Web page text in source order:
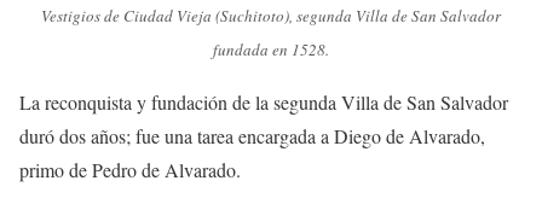
Vestigios de Ciudad Vieja (Suchitoto), segunda Villa de San Salvador
fundada en 1528.
La reconquista y fundación de la segunda Villa de San Salvador
duró dos años; fue una tarea encargada a Diego de Alvarado,
primo de Pedro de Alvarado.